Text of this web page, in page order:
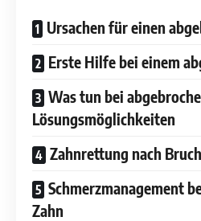
Ursachen für einen
Erste Hilfe bei einem
Was tun bei
Lösungsmöglichkeiten
Zahnrettung nach Bruch
Schmerzmanagement
Zahn